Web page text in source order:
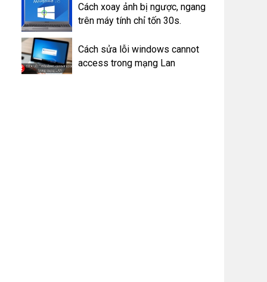
Cách xoay ảnh bị ngược, ngang
trên máy tính chỉ tốn 30s.
Cách sửa lỗi windows cannot
access trong mạng Lan